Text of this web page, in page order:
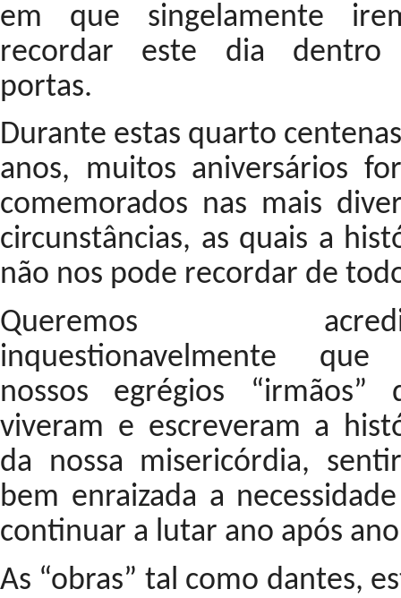
em que singelamente
recordar este dia dentro
portas.
Durante estas quarto
anos, muitos aniversários
comemorados nas mais
circunstâncias, as quais a
não nos pode recordar de
Queremos
inquestionavelmente
nossos egrégios “irmãos”
viveram e escreveram a
da nossa misericórdia,
bem enraizada a
continuar a lutar ano após
As “obras” tal como dantes,